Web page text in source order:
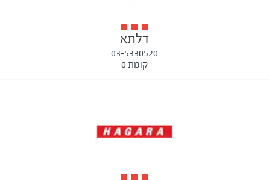
דלתא
03-5330520
קומת 0